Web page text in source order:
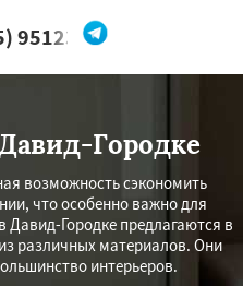
951234
мне
Городке
возможность сэкономить
что особенно важно для
Городке предлагаются в
различных материалов. Они
интерьеров.